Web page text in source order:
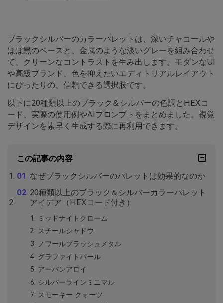
ブラックシルバーのカラーパレットは、深いチャコールや
ほぼ黒のベースと、金属のような淡いグレーを組み合わせ
て、クリーンなコントラストを生み出します。モダンなUI
や高級ブランド、色を抑えたいエディトリアルレイアウト
にぴったりの、信頼できる選択肢です。
以下に20種類以上のブラック＆シルバーの色調とHEXコ
ード、実際の使用例やAIプロンプトをまとめました。視覚
デザインを素早く生成する際に再利用できます。
この記事の内容
なぜブラックシルバーのパレットは効果的なのか
20種類以上のブラック＆シルバーカラーパレット
アイデア（HEXコード付き）
ミッドナイトクローム
スチールシャドウ
ノワールブラッシュメタル
グラファイトパール
アーバンアロイ
シルバーラインミニマル
スモーキー クォーツ